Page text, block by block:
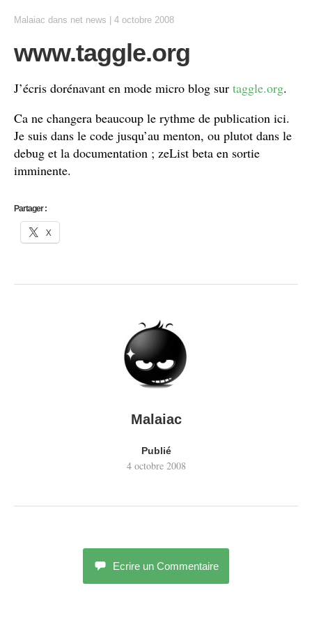
Malaiac dans net news 4 octobre 2008
www.taggle.org
J’écris dorénavant en mode micro blog sur taggle.org.
Ca ne changera beaucoup le rythme de publication ici.
Je suis dans le code jusqu’au menton, ou plutot dans le
debug et la documentation ; zeList beta en sortie
imminente.
Partager :
X
Malaiac
Publié
4 octobre 2008
Ecrire un Commentaire